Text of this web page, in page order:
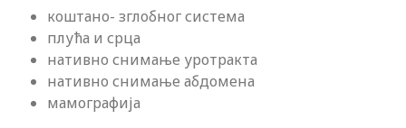
коштано- зглобног система
плућа и срца
нативно снимање уротракта
нативно снимање абдомена
мамографија